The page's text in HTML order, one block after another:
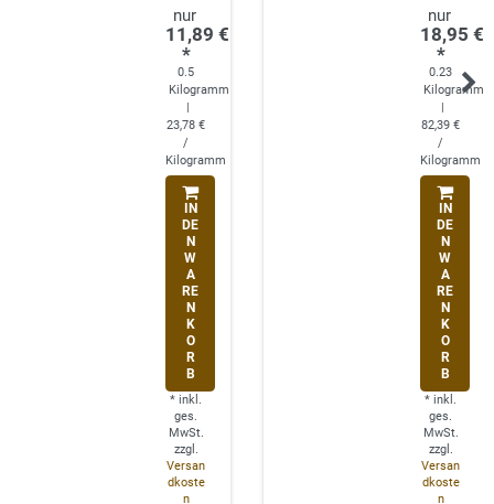
11,89 €
*
0.5
Kilogramm
23,78 €
/
Kilogramm
IN
DE
N
W
A
RE
N
K
O
R
B
* inkl.
ges.
MwSt.
zzgl.
Versan
dkoste
n
18,95 €
*
0.23
Kilogramm
82,39 €
/
Kilogramm
IN
DE
N
W
A
RE
N
K
O
R
B
* inkl.
ges.
MwSt.
zzgl.
Versan
dkoste
n